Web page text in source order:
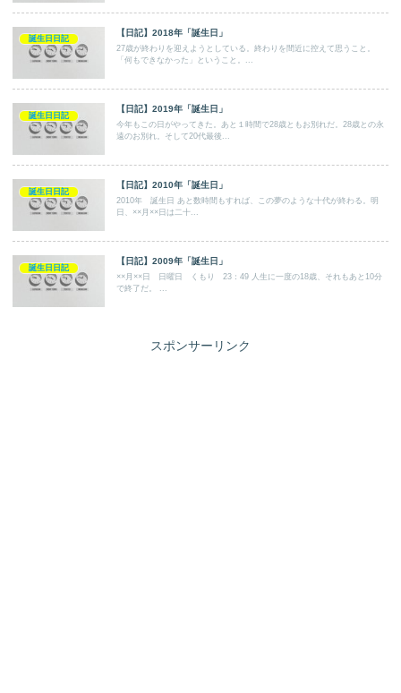
誕生日日記
【日記】2018年「誕生日」
27歳が終わりを迎えようとしている。終わりを間近に控えて思うこと。
「何もできなかった」ということ。...
誕生日日記
【日記】2019年「誕生日」
今年もこの日がやってきた。あと１時間で28歳ともお別れだ。28歳との永
遠のお別れ。そして20代最後...
誕生日日記
【日記】2010年「誕生日」
2010年 誕生日 あと数時間もすれば、この夢のような十代が終わる。明
日、××月××日は二十...
誕生日日記
【日記】2009年「誕生日」
××月××日 日曜日 くもり 23：49 人生に一度の18歳、それもあと10分
で終了だ。 ...
スポンサーリンク